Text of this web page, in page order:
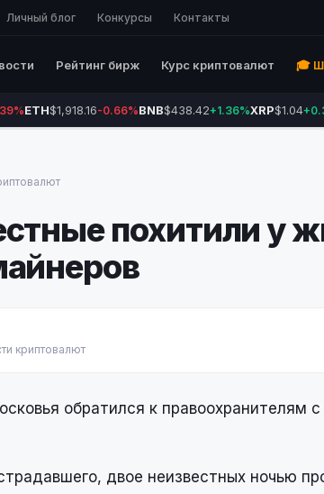
Личный блог Конкурсы Контакты
Рейтинг бирж Курс криптовалют 🎓
ETH$1,918.16-0.66%BNB$438.42+1.36%XRP$1.04
похитили у
криптовалют
обратился к правоохранителям
двое неизвестных ночью